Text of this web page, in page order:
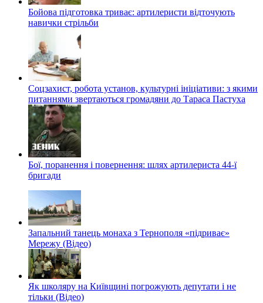
Бойова підготовка триває: артилеристи відточують
навички стрільби
Соцзахист, робота установ, культурні ініціативи: з якими
питаннями звертаються громадяни до Тараса Пастуха
Бої, поранення і повернення: шлях артилериста 44-ї
бригади
Запальний танець монаха з Тернополя «підриває»
Мережу (Відео)
Як школяру на Київщині погрожують депутати і не
тільки (Відео)